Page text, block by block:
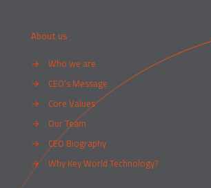
About us
→ Who we are
→
CEO’s Message
→
Core Values
→
Our Team
→
CEO Biography
→ Why Key World Technology?